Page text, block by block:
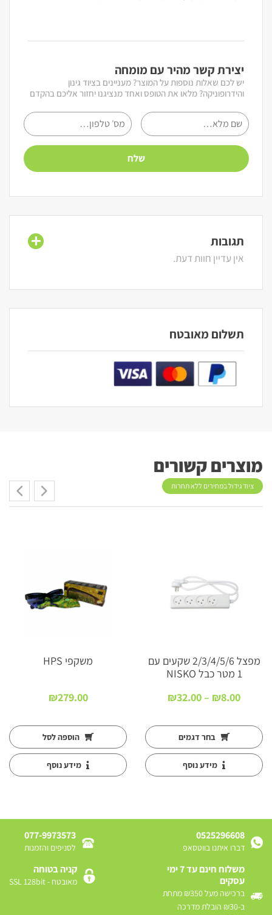
יצירת קשר מהיר עם מומחה
יש לכם שאלות נוספות על המוצר? מעניינים בציוד גינון
והידרופוניקה? מלאו את הטופס ואחד מנציגנו יחזור אליכם בהקדם
תגובות
אין עדיין חוות דעת.
תשלום מאובטח
מוצרים קשורים
ציוד גידול במחירים ללא תחרות
מפצל 2/3/4/5/6 שקעים עם
1 מטר כבל NISKO
₪8.00
–
₪32.00
בחר דגמים
מידע נוסף
משקפי HPS
₪279.00
הוספה לסל
מידע נוסף
0525296608
דברו איתנו בווטסאפ
077-9973573
לסניפים והזמנות
משלוח חינם עד 7 ימי
עסקים
ברכישה מעל ₪350 מתחת
ב-₪30 הובלת מדרכה
קניה בטוחה
מאובטח - SSL 128bit